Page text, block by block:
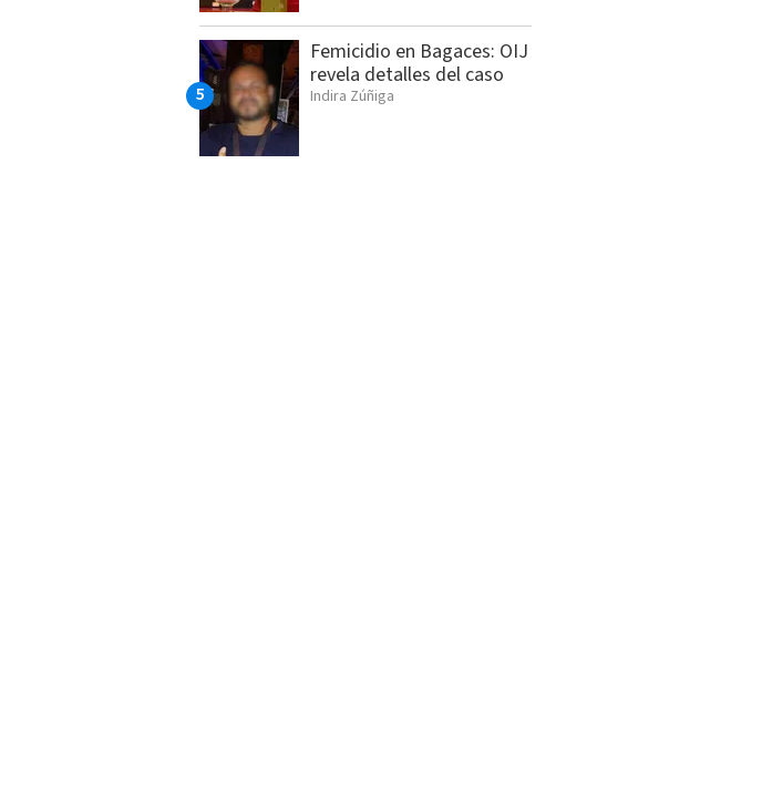
Femicidio en Bagaces: OIJ
revela detalles del caso
Indira Zúñiga